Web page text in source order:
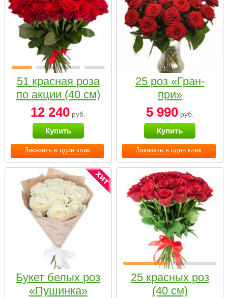
Заказать в один клик
51 красная роза
по акции (40 см)
12 240 руб.
Купить
Заказать в один клик
25 роз «Гран-
при»
5 990руб.
Купить
Букет белых роз
«Пушинка»
25 красных роз
(40 см)